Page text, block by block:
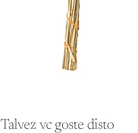
Talvez vc goste disto